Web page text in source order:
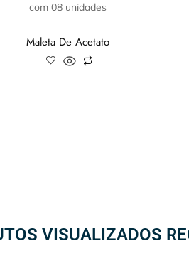
com 08 unidades
Maleta De Acetato
VISUALIZADOS